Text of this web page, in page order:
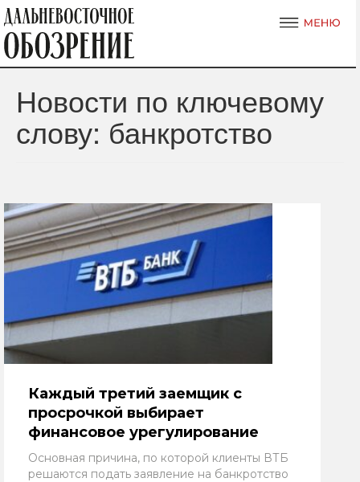
Новости по ключевому
слову: банкротство
Каждый третий заемщик с
просрочкой выбирает
финансовое урегулирование
Основная причина, по которой клиенты ВТБ
решаются подать заявление на банкротство